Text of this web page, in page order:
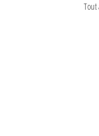
Tout